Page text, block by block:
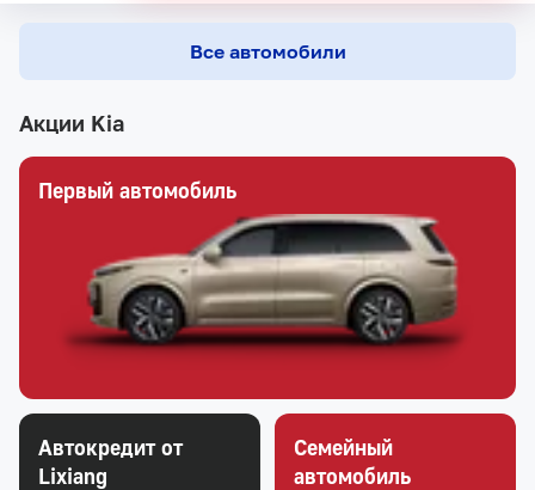
Все автомобили
Акции Kia
Первый автомобиль
Семейный
автомобиль
Автокредит от
Lixiang